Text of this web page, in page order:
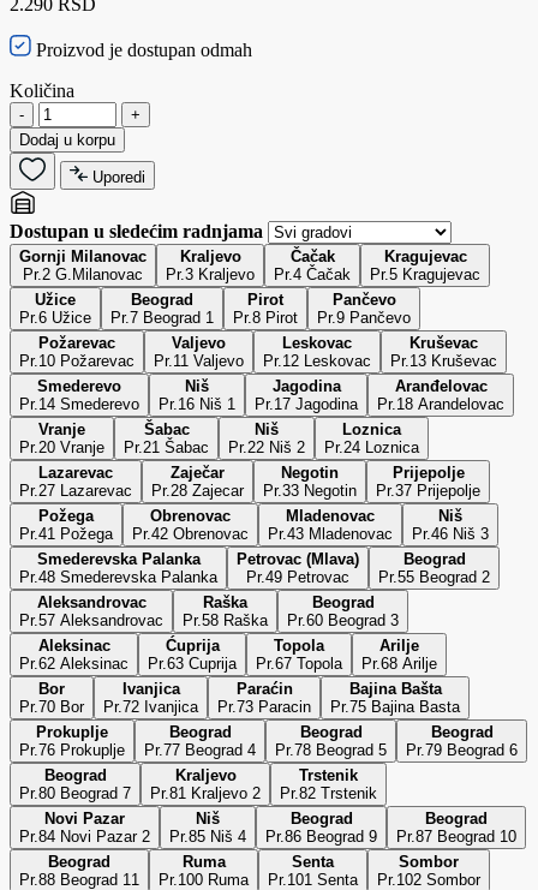
Proizvod je dostupan odmah
Količina
-
+
Dodaj u korpu
Uporedi
Dostupan u sledećim radnjama
Gornji Milanovac
Pr.2 G.Milanovac
Kraljevo
Pr.3 Kraljevo
Čačak
Pr.4 Čačak
Kragujevac
Pr.5 Kragujevac
Užice
Pr.6 Užice
Beograd
Pr.7 Beograd 1
Pirot
Pr.8 Pirot
Pančevo
Pr.9 Pančevo
Požarevac
Pr.10 Požarevac
Valjevo
Pr.11 Valjevo
Leskovac
Pr.12 Leskovac
Kruševac
Pr.13 Kruševac
Smederevo
Pr.14 Smederevo
Niš
Pr.16 Niš 1
Jagodina
Pr.17 Jagodina
Aranđelovac
Pr.18 Arandelovac
Vranje
Pr.20 Vranje
Šabac
Pr.21 Šabac
Niš
Pr.22 Niš 2
Loznica
Pr.24 Loznica
Lazarevac
Pr.27 Lazarevac
Zaječar
Pr.28 Zajecar
Negotin
Pr.33 Negotin
Prijepolje
Pr.37 Prijepolje
Požega
Pr.41 Požega
Obrenovac
Pr.42 Obrenovac
Mladenovac
Pr.43 Mladenovac
Niš
Pr.46 Niš 3
Smederevska Palanka
Pr.48 Smederevska Palanka
Petrovac (Mlava)
Pr.49 Petrovac
Beograd
Pr.55 Beograd 2
Aleksandrovac
Pr.57 Aleksandrovac
Raška
Pr.58 Raška
Beograd
Pr.60 Beograd 3
Aleksinac
Pr.62 Aleksinac
Ćuprija
Pr.63 Cuprija
Topola
Pr.67 Topola
Arilje
Pr.68 Arilje
Bor
Pr.70 Bor
Ivanjica
Pr.72 Ivanjica
Paraćin
Pr.73 Paracin
Bajina Bašta
Pr.75 Bajina Basta
Prokuplje
Pr.76 Prokuplje
Beograd
Pr.77 Beograd 4
Beograd
Pr.78 Beograd 5
Beograd
Pr.79 Beograd 6
Beograd
Pr.80 Beograd 7
Kraljevo
Pr.81 Kraljevo 2
Trstenik
Pr.82 Trstenik
Novi Pazar
Pr.84 Novi Pazar 2
Niš
Pr.85 Niš 4
Beograd
Pr.86 Beograd 9
Beograd
Pr.87 Beograd 10
Beograd
Pr.88 Beograd 11
Ruma
Pr.100 Ruma
Senta
Pr.101 Senta
Sombor
Pr.102 Sombor